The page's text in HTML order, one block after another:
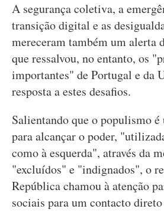
A segurança coletiva, a
transição digital e as
mereceram também um alerta
que ressalvou, no entanto, os
importantes" de Portugal e da
resposta a estes desafios.
Salientando que o populismo é
para alcançar o poder,
como à esquerda", através da
"excluídos" e "indignados", o
República chamou à atenção
sociais para um contacto